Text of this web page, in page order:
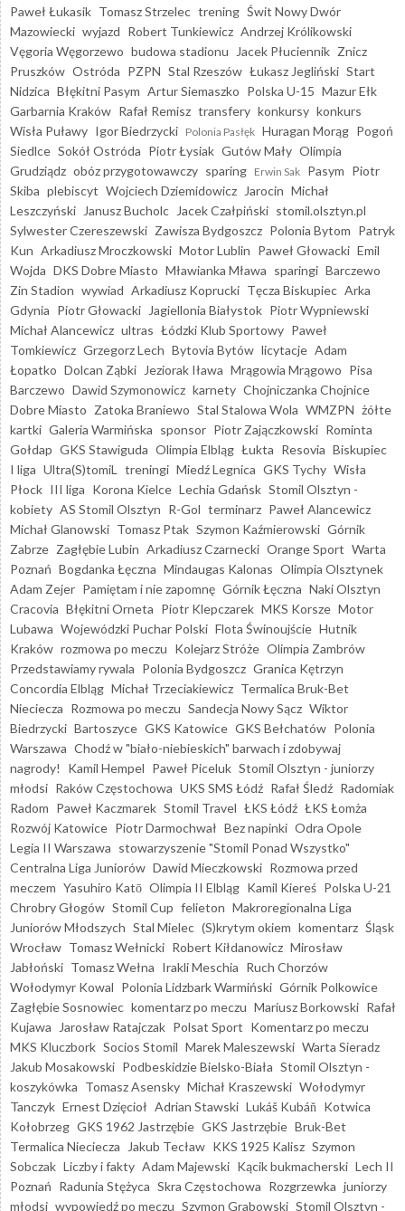
Paweł Łukasik Tomasz Strzelec trening Świt Nowy Dwór
Mazowiecki wyjazd Robert Tunkiewicz Andrzej Królikowski
Vęgoria Węgorzewo budowa stadionu Jacek Płuciennik Znicz
Pruszków Ostróda PZPN Stal Rzeszów Łukasz Jegliński Start
Nidzica Błękitni Pasym Artur Siemaszko Polska U-15 Mazur Ełk
Garbarnia Kraków Rafał Remisz transfery konkursy konkurs
Wisła Puławy Igor Biedrzycki Polonia Pasłęk Huragan Morąg Pogoń
Siedlce Sokół Ostróda Piotr Łysiak Gutów Mały Olimpia
Grudziądz obóz przygotowawczy sparing Erwin Sak Pasym Piotr
Skiba plebiscyt Wojciech Dziemidowicz Jarocin Michał
Leszczyński
Janusz Bucholc Jacek Czałpiński stomil.olsztyn.pl
Sylwester Czereszewski Zawisza Bydgoszcz Polonia Bytom Patryk
Kun Arkadiusz Mroczkowski Motor Lublin Paweł Głowacki Emil
Wojda DKS Dobre Miasto Mławianka Mława sparingi Barczewo
Zin Stadion wywiad Arkadiusz Koprucki Tęcza Biskupiec Arka
Gdynia Piotr Głowacki Jagiellonia Białystok Piotr Wypniewski
Michał Alancewicz ultras Łódzki Klub Sportowy Paweł
Tomkiewicz Grzegorz Lech Bytovia Bytów licytacje Adam
Łopatko Dolcan Ząbki Jeziorak Iława Mrągowia Mrągowo Pisa
Barczewo Dawid Szymonowicz karnety Chojniczanka Chojnice
Dobre Miasto Zatoka Braniewo Stal Stalowa Wola WMZPN żółte
kartki Galeria Warmińska sponsor Piotr Zajączkowski Rominta
Gołdap GKS Stawiguda Olimpia Elbląg Łukta Resovia Biskupiec
I liga Ultra(S)tomiL treningi Miedź Legnica GKS Tychy Wisła
Płock III liga Korona Kielce Lechia Gdańsk Stomil Olsztyn -
kobiety AS Stomil Olsztyn R-Gol terminarz Paweł Alancewicz
Michał Glanowski Tomasz Ptak Szymon Kaźmierowski Górnik
Zabrze Zagłębie Lubin Arkadiusz Czarnecki Orange Sport Warta
Poznań Bogdanka Łęczna Mindaugas Kalonas Olimpia Olsztynek
Adam Zejer Pamiętam i nie zapomnę Górnik Łęczna Naki Olsztyn
Cracovia Błękitni Orneta Piotr Klepczarek MKS Korsze Motor
Lubawa Wojewódzki Puchar Polski Flota Świnoujście Hutnik
Kraków rozmowa po meczu Kolejarz Stróże Olimpia Zambrów
Przedstawiamy rywala Polonia Bydgoszcz Granica Kętrzyn
Concordia Elbląg Michał Trzeciakiewicz Termalica Bruk-Bet
Nieciecza Rozmowa po meczu Sandecja Nowy Sącz Wiktor
Biedrzycki Bartoszyce GKS Katowice GKS Bełchatów Polonia
Warszawa Chodź w "biało-niebieskich" barwach i zdobywaj
nagrody!
Kamil Hempel Paweł Piceluk Stomil Olsztyn - juniorzy
młodsi Raków Częstochowa UKS SMS Łódź Rafał Śledź Radomiak
Radom Paweł Kaczmarek Stomil Travel ŁKS Łódź ŁKS Łomża
Rozwój Katowice Piotr Darmochwał Bez napinki Odra Opole
Legia II Warszawa stowarzyszenie "Stomil Ponad Wszystko"
Centralna Liga Juniorów Dawid Mieczkowski Rozmowa przed
meczem Yasuhiro Katō Olimpia II Elbląg Kamil Kiereś Polska U-21
Chrobry Głogów Stomil Cup felieton Makroregionalna Liga
Juniorów Młodszych Stal Mielec (S)krytym okiem komentarz Śląsk
Wrocław Tomasz Wełnicki Robert Kiłdanowicz Mirosław
Jabłoński Tomasz Wełna Irakli Meschia Ruch Chorzów
Wołodymyr Kowal Polonia Lidzbark Warmiński Górnik Polkowice
Zagłębie Sosnowiec komentarz po meczu Mariusz Borkowski Rafał
Kujawa
Jarosław Ratajczak Polsat Sport Komentarz po meczu
MKS Kluczbork Socios Stomil Marek Maleszewski Warta Sieradz
Jakub Mosakowski Podbeskidzie Bielsko-Biała Stomil Olsztyn -
koszykówka Tomasz Asensky Michał Kraszewski Wołodymyr
Tanczyk Ernest Dzięcioł Adrian Stawski Lukáš Kubáň Kotwica
Kołobrzeg GKS 1962 Jastrzębie GKS Jastrzębie Bruk-Bet
Termalica Nieciecza
Jakub Tecław KKS 1925 Kalisz Szymon
Sobczak Liczby i fakty Adam Majewski Kącik bukmacherski Lech II
Poznań Radunia Stężyca Skra Częstochowa Rozgrzewka juniorzy
młodsi wypowiedź po meczu Szymon Grabowski Stomil Olsztyn -